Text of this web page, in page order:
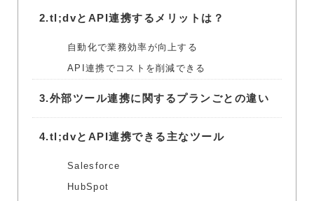
2.tl;dvとAPI連携するメリットは？
自動化で業務効率が向上する
API連携でコストを削減できる
3.外部ツール連携に関するプランごとの違い
4.tl;dvとAPI連携できる主なツール
Salesforce
HubSpot